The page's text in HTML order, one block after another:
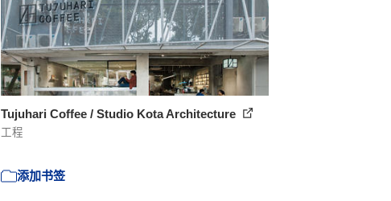
Tujuhari Coffee / Studio Kota Architecture
工程
添加书签